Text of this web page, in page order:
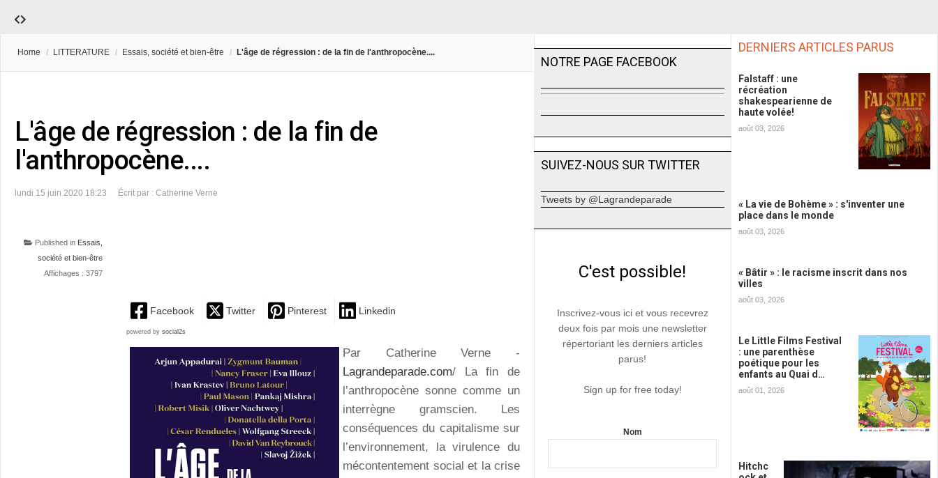
Home / LITTERATURE / Essais, société et bien-être / L'âge de régression : de la fin de l'anthropocène....
L'âge de régression : de la fin de
l'anthropocène....
lundi 15 juin 2020 18:23 Écrit par : Catherine Verne
Published in Essais,
société et bien-être
Affichages : 3797
Facebook Twitter Pinterest Linkedin
powered by social2s
Par Catherine Verne -
Lagrandeparade.com/ La fin de
l’anthropocène sonne comme un
interrègne gramscien. Les
conséquences du capitalisme sur
l’environnement, la virulence du
mécontentement social et la crise
NOTRE PAGE FACEBOOK
SUIVEZ-NOUS SUR TWITTER
Tweets by @Lagrandeparade
C'est possible!
Inscrivez-vous ici et vous recevrez
deux fois par mois une newsletter
répertoriant les derniers articles
parus!
Sign up for free today!
Nom
DERNIERS ARTICLES PARUS
Falstaff : une
récréation
shakespearienne de
haute volée!
août 03, 2026
« La vie de Bohème » : s'inventer une
place dans le monde
août 03, 2026
« Bâtir » : le racisme inscrit dans nos
villes
août 03, 2026
Le Little Films Festival
: une parenthèse
poétique pour les
enfants au Quai d…
août 01, 2026
Hitchc